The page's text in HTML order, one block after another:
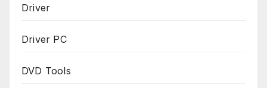
Driver
Driver PC
DVD Tools